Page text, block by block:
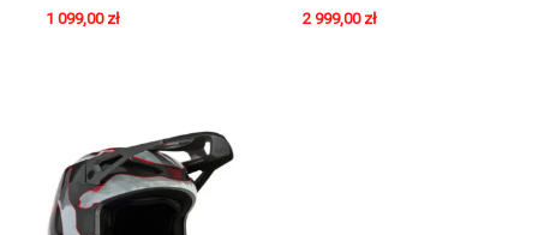
1 099,00 zł 2 999,00 zł